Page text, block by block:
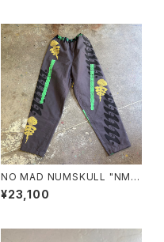
NO MAD NUMSKULL "NMN
×壊し屋 ALL OVER PATTER
N LONG PANTS"(L)
¥23,100